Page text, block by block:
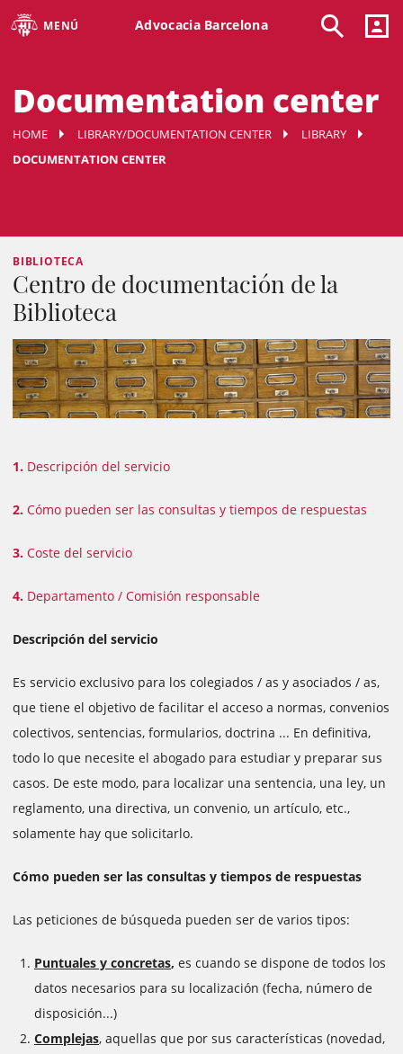
MENÚ Advocacia Barcelona
Documentation center
HOME LIBRARY/DOCUMENTATION CENTER
LIBRARY
DOCUMENTATION CENTER
BIBLIOTECA
Centro de documentación de la
Biblioteca
1. Descripción del servicio
2. Cómo pueden ser las consultas y tiempos de respuestas
3. Coste del servicio
4. Departamento / Comisión responsable
Descripción del servicio
Es servicio exclusivo para los colegiados / as y asociados / as,
que tiene el objetivo de facilitar el acceso a normas, convenios
colectivos, sentencias, formularios, doctrina ... En definitiva,
todo lo que necesite el abogado para estudiar y preparar sus
casos. De este modo, para localizar una sentencia, una ley, un
reglamento, una directiva, un convenio, un artículo, etc.,
solamente hay que solicitarlo.
Cómo pueden ser las consultas y tiempos de respuestas
Las peticiones de búsqueda pueden ser de varios tipos:
Puntuales y concretas, es cuando se dispone de todos los
datos necesarios para su localización (fecha, número de
disposición...)
Complejas, aquellas que por sus características (novedad,